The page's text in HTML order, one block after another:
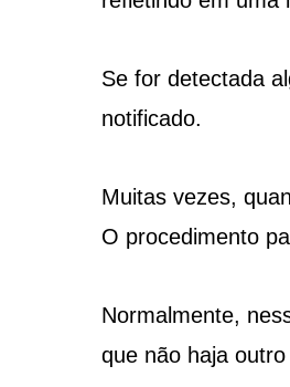
Se for detectada
notificado.
Muitas vezes,
O procedimento
Normalmente,
que não haja outro